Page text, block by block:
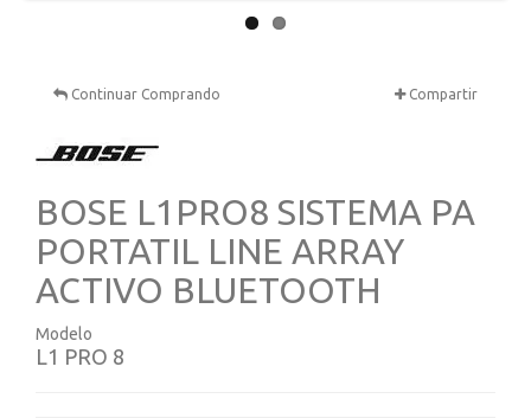
Continuar Comprando Compartir
BOSE L1PRO8 SISTEMA PA
PORTATIL LINE ARRAY
ACTIVO BLUETOOTH
Modelo
L1 PRO 8